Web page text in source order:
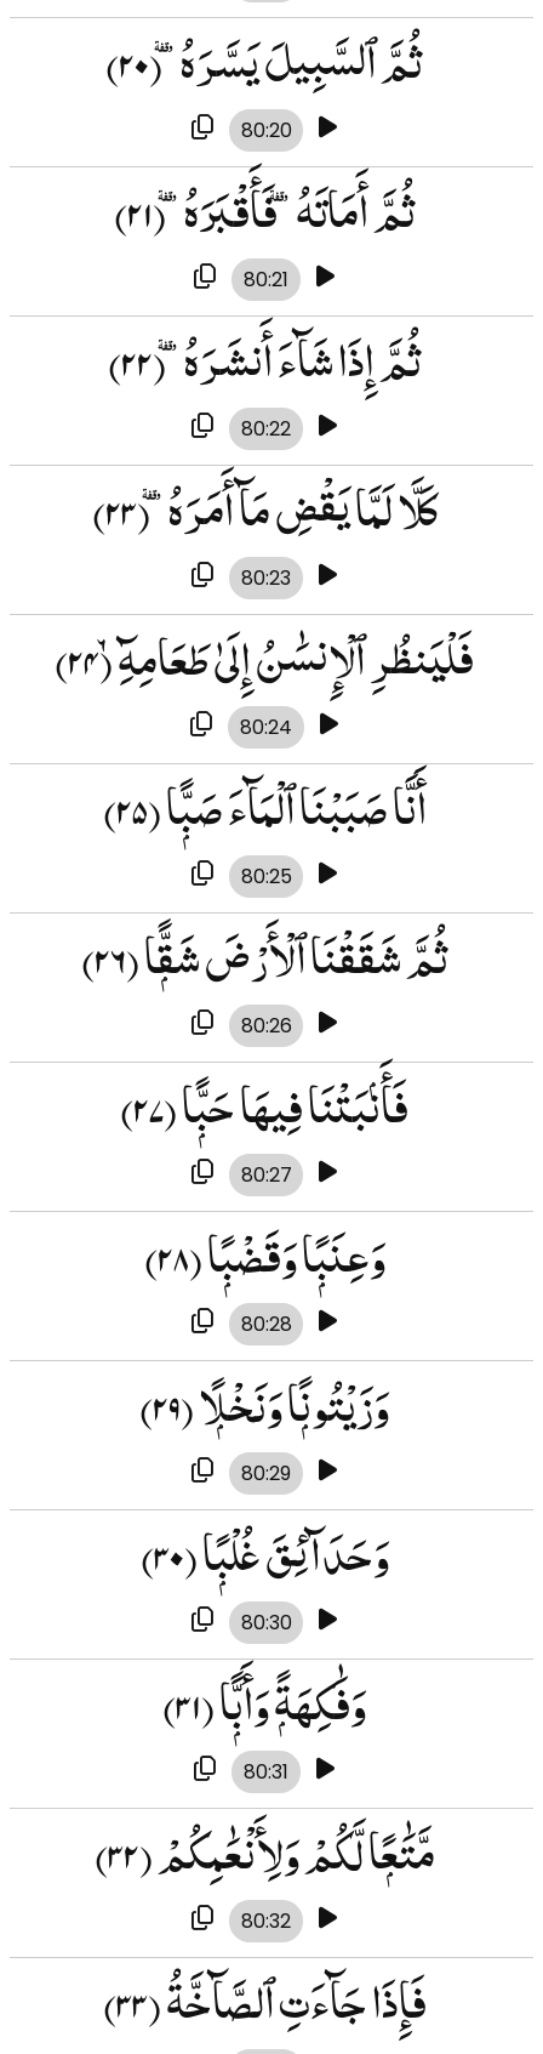
ثُمَّ ٱلسَّبِيلَ يَسَّرَهُۥ(۲۰)
80:20
ثُمَّ أَمَاتَهُۥ فَأَقْبَرَهُۥ(۲۱)
80:21
ثُمَّ إِذَا شَآءَ أَنشَرَهُۥ(۲۲)
80:22
كَلَّا لَمَّا يَقْضِ مَآ أَمَرَهُۥ(۲۳)
80:23
فَلْيَنظُرِ ٱلْإِنسَٰنُ إِلَىٰ طَعَامِهِۦٓ(۲۴)
80:24
أَنَّا صَبَبْنَا ٱلْمَآءَ صَبًّۭا(۲۵)
80:25
ثُمَّ شَقَقْنَا ٱلْأَرْضَ شَقًّۭا(۲۶)
80:26
فَأَنۢبَتْنَا فِيهَا حَبًّۭا(۲۷)
80:27
وَعِنَبًۭا وَقَضْبًۭا(۲۸)
80:28
وَزَيْتُونًۭا وَنَخْلًۭا(۲۹)
80:29
وَحَدَآئِقَ غُلْبًۭا(۳۰)
80:30
وَفَٰكِهَةًۭ وَأَبًّۭا(۳۱)
80:31
مَّتَٰعًۭا لَّكُمْ وَلِأَنْعَٰمِكُمْ(۳۲)
80:32
فَإِذَا جَآءَتِ ٱلصَّآخَّةُ(۳۳)